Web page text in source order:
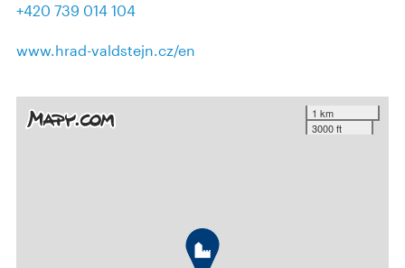
+420 739 014 104
www.hrad-valdstejn.cz/en
1 km
3000 ft